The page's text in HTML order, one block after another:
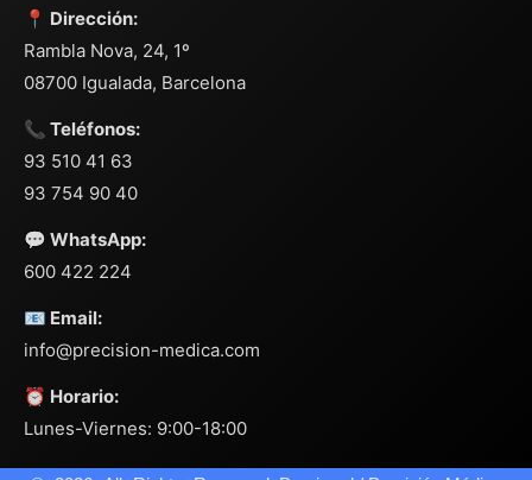
📍 Dirección:
Rambla Nova, 24, 1º
08700 Igualada, Barcelona
📞 Teléfonos:
93 510 41 63
93 754 90 40
💬 WhatsApp:
600 422 224
📧 Email:
info@precision-medica.com
⏰ Horario:
Lunes-Viernes: 9:00-18:00